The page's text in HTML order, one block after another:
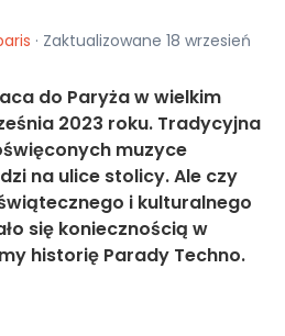
· Zaktualizowane 18 wrzesień
do Paryża w wielkim
2023 roku. Tradycyjna
muzyce
na ulice stolicy. Ale czy
i kulturalnego
się koniecznością w
historię Parady Techno.